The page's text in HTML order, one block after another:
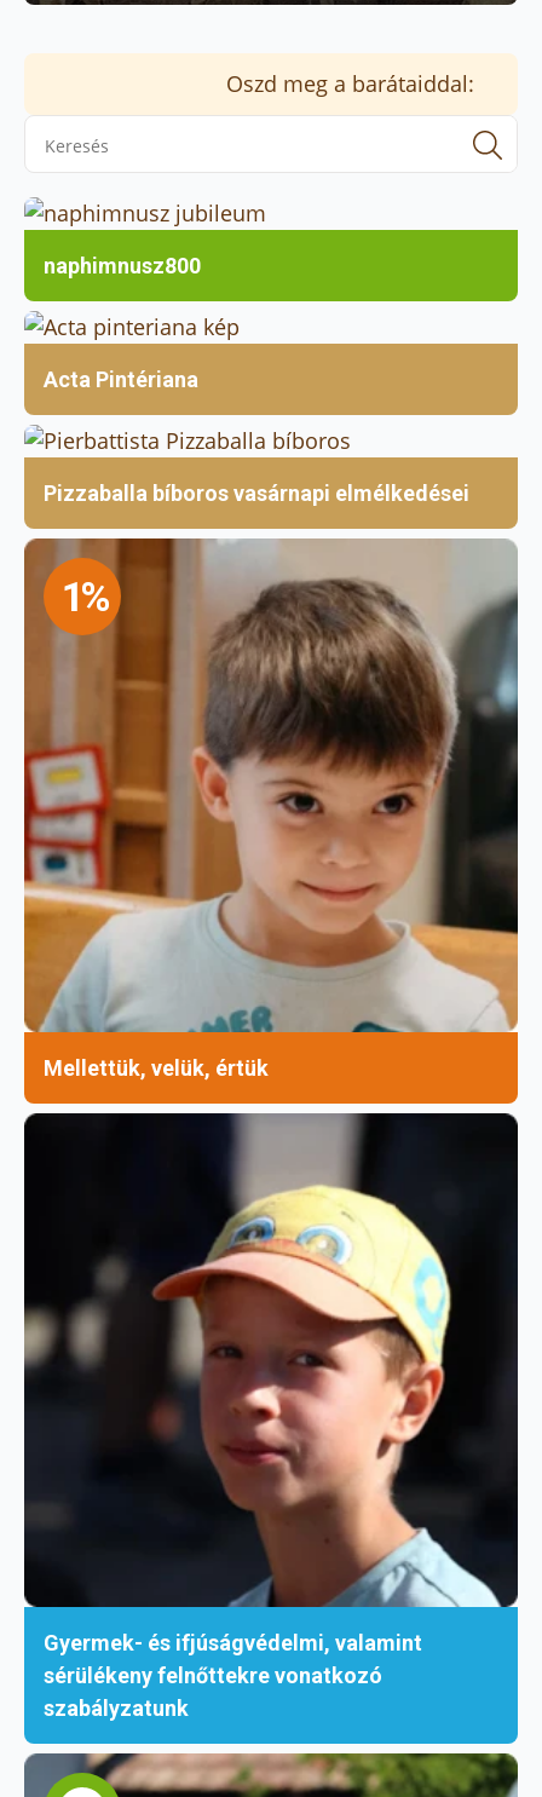
Oszd meg a barátaiddal:
naphimnusz800
Acta Pintériana
Pizzaballa bíboros vasárnapi elmélkedései
1%
Mellettük, velük, értük
Gyermek- és ifjúságvédelmi, valamint
sérülékeny felnőttekre vonatkozó
szabályzatunk